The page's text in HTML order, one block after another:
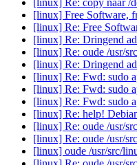
[linux] Re: copy naar /
[linux] Free Software,
[linux] Re: Free
[linux] Re: Dringend
[linux] Re: oude /usr/
[linux] Re: Dringend
[linux] Re: Fwd: sudo
[linux] Re: Fwd: sudo
[linux] Re: Fwd: sudo
[linux] Re: help!
[linux] Re: oude /usr/
[linux] Re: oude /usr/
[linux] oude /usr/src/